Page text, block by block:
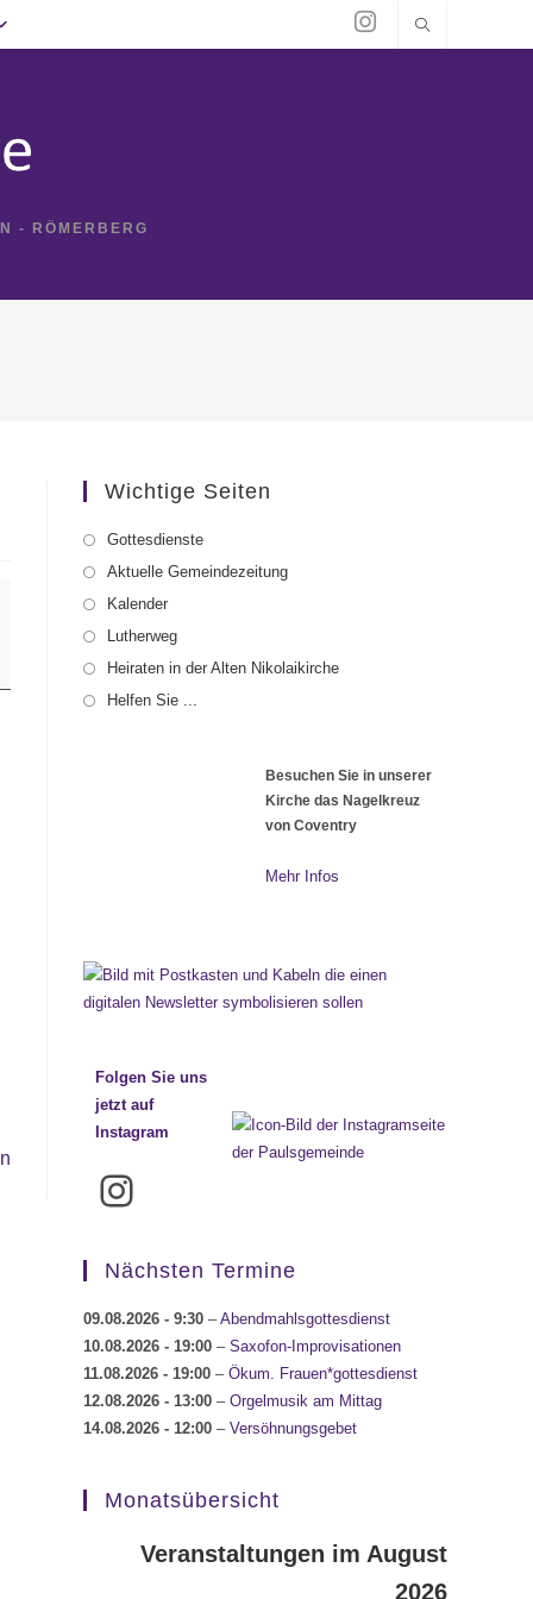
- RÖMERBERG
Wichtige Seiten
Gottesdienste
Aktuelle Gemeindezeitung
Kalender
Lutherweg
Heiraten in der Alten Nikolaikirche
Helfen Sie ...
Besuchen Sie in unserer
Kirche das Nagelkreuz
von Coventry
Mehr Infos
Folgen Sie uns
jetzt auf
Instagram
Instagram
Nächsten Termine
09.08.2026 - 9:30 –Abendmahlsgottesdienst
10.08.2026 - 19:00 – Saxofon-Improvisationen
11.08.2026 - 19:00 – Ökum. Frauen*gottesdienst
12.08.2026 - 13:00 – Orgelmusik am Mittag
14.08.2026 - 12:00 – Versöhnungsgebet
Monatsübersicht
Veranstaltungen im August
2026